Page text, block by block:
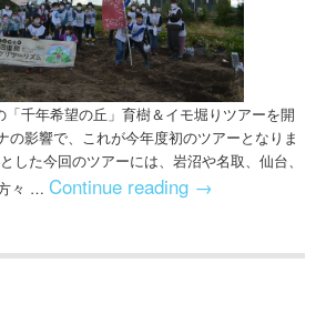
「千年希望の丘」育樹＆イモ堀りツアーを開
の影響で、これが今年度初のツアーとなりま
した今回のツアーには、岩沼や名取、仙台、
々 … Continue reading →